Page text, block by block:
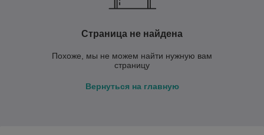
Страница не найдена
Похоже, мы не можем найти нужную вам
страницу
Вернуться на главную